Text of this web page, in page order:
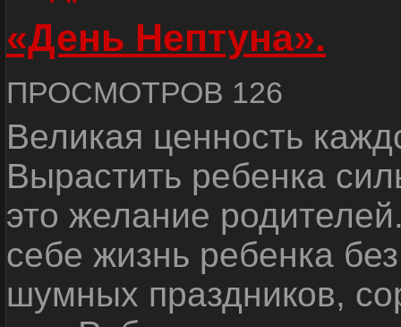
«День Нептуна».
ПРОСМОТРОВ 126
Великая ценность
Вырастить ребенка
это желание
себе жизнь ребенка
шумных праздников,